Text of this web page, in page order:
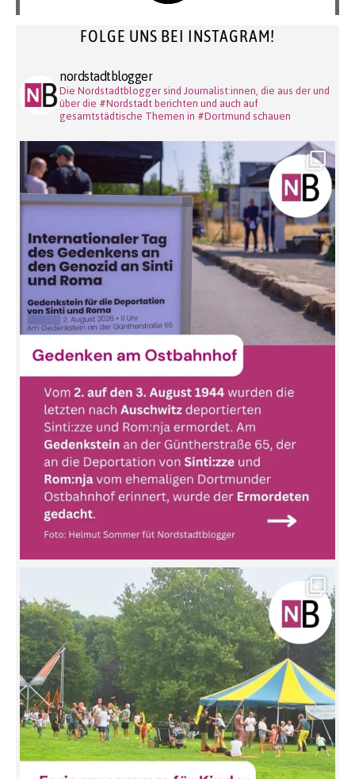
FOLGE UNS BEI INSTAGRAM!
nordstadtblogger
Die Nordstadtblogger sind Journalist:innen, die aus der und
über die #Nordstadt berichten und auch auf
gesamtstädtische Themen in #Dortmund schauen